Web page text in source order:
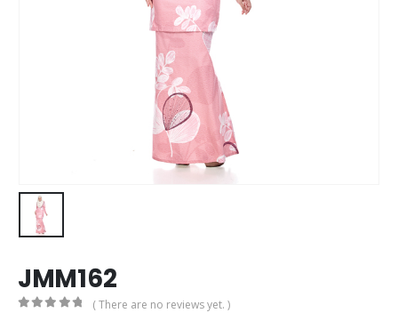
JMM162
( There are no reviews yet. )